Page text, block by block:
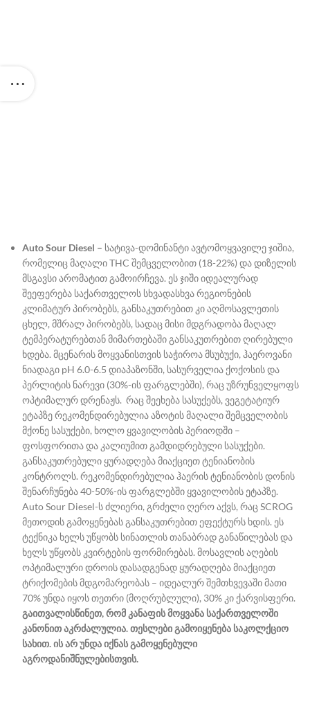
Auto Sour Diesel – სატივა-დომინანტი ავტომოყვავილე ჯიშია,
რომელიც მაღალი THC შემცველობით (18-22%) და დიზელის
მსგავსი არომატით გამოირჩევა. ეს ჯიში იდეალურად
შეეფერება საქართველოს სხვადასხვა რეგიონების
კლიმატურ პირობებს, განსაკუთრებით კი აღმოსავლეთის
ცხელ, მშრალ პირობებს, სადაც მისი მდგრადობა მაღალ
ტემპერატურებთან მიმართებაში განსაკუთრებით ღირებული
ხდება. მცენარის მოყვანისთვის საჭიროა მსუბუქი, ჰაეროვანი
ნიადაგი pH 6.0-6.5 დიაპაზონში, სასურველია ქოქოსის და
პერლიტის ნარევი (30%-ის ფარგლებში), რაც უზრუნველყოფს
ოპტიმალურ დრენაჟს. რაც შეეხება სასუქებს, ვეგეტატიურ
ეტაპზე რეკომენდირებულია აზოტის მაღალი შემცველობის
მქონე სასუქები, ხოლო ყვავილობის პერიოდში –
ფოსფორითა და კალიუმით გამდიდრებული სასუქები.
განსაკუთრებული ყურადღება მიაქციეთ ტენიანობის
კონტროლს. რეკომენდირებულია ჰაერის ტენიანობის დონის
შენარჩუნება 40-50%-ის ფარგლებში ყვავილობის ეტაპზე.
Auto Sour Diesel-ს ძლიერი, გრძელი ღერო აქვს, რაც SCROG
მეთოდის გამოყენებას განსაკუთრებით ეფექტურს ხდის. ეს
ტექნიკა ხელს უწყობს სინათლის თანაბრად განაწილებას და
ხელს უწყობს კვირტების ფორმირებას. მოსავლის აღების
ოპტიმალური დროის დასადგენად ყურადღება მიაქციეთ
ტრიქომების მდგომარეობას – იდეალურ შემთხვევაში მათი
70% უნდა იყოს თეთრი (მოღრუბლული), 30% კი ქარვისფერი.
გაითვალისწინეთ, რომ კანაფის მოყვანა საქართველოში
კანონით აკრძალულია. თესლები გამოიყენება საკოლქციო
სახით. ის არ უნდა იქნას გამოყენებული
აგროდანიშნულებისთვის.